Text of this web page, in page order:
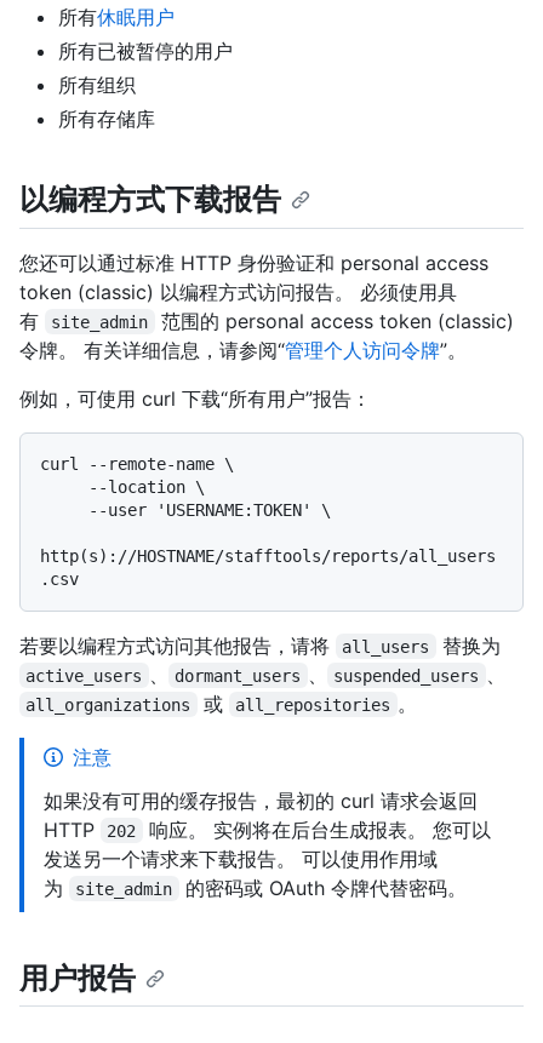
所有休眠用户
所有已被暂停的用户
所有组织
所有存储库
以编程方式下载报告
您还可以通过标准 HTTP 身份验证和 personal access
token (classic) 以编程方式访问报告。 必须使用具
有
site_admin
范围的 personal access token (classic)
令牌。 有关详细信息，请参阅“管理个人访问令牌”。
例如，可使用 curl 下载“所有用户”报告：
curl --remote-name \
http(s)://HOSTNAME/stafftools/reports/all_users
若要以编程方式访问其他报告，请将 all_users 替换为
active_users dormant_users suspended_users
all_organizations 或 all_repositories 。
注意
如果没有可用的缓存报告，最初的 curl 请求会返回
HTTP
202
响应。 实例将在后台生成报表。 您可以
发送另一个请求来下载报告。 可以使用作用域
为
site_admin 的密码或 OAuth 令牌代替密码。
用户报告